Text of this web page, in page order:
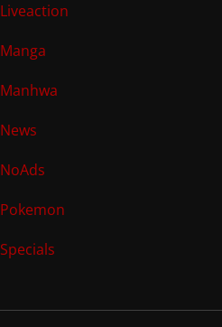
Liveaction
Manga
Manhwa
News
NoAds
Pokemon
Specials